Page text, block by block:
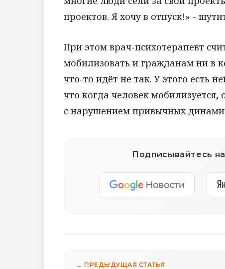
проектов. Я хочу в отпуск!» -
При этом врач-психотерапевт
мобилизовать и гражданам ни в
что-то идёт не так. У этого есть
что когда человек
с нарушением привычных
Подписывайтесь
← ПРЕДЫДУЩАЯ СТАТЬЯ